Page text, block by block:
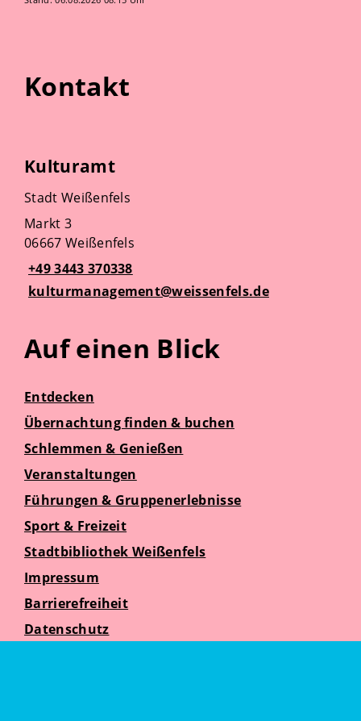
Kontakt
Kulturamt
Stadt Weißenfels
Markt 3
06667 Weißenfels
+49 3443 370338
kulturmanagement@weissenfels.de
Auf einen Blick
Entdecken
Übernachtung finden & buchen
Schlemmen & Genießen
Veranstaltungen
Führungen & Gruppenerlebnisse
Sport & Freizeit
Stadtbibliothek Weißenfels
Impressum
Barrierefreiheit
Datenschutz